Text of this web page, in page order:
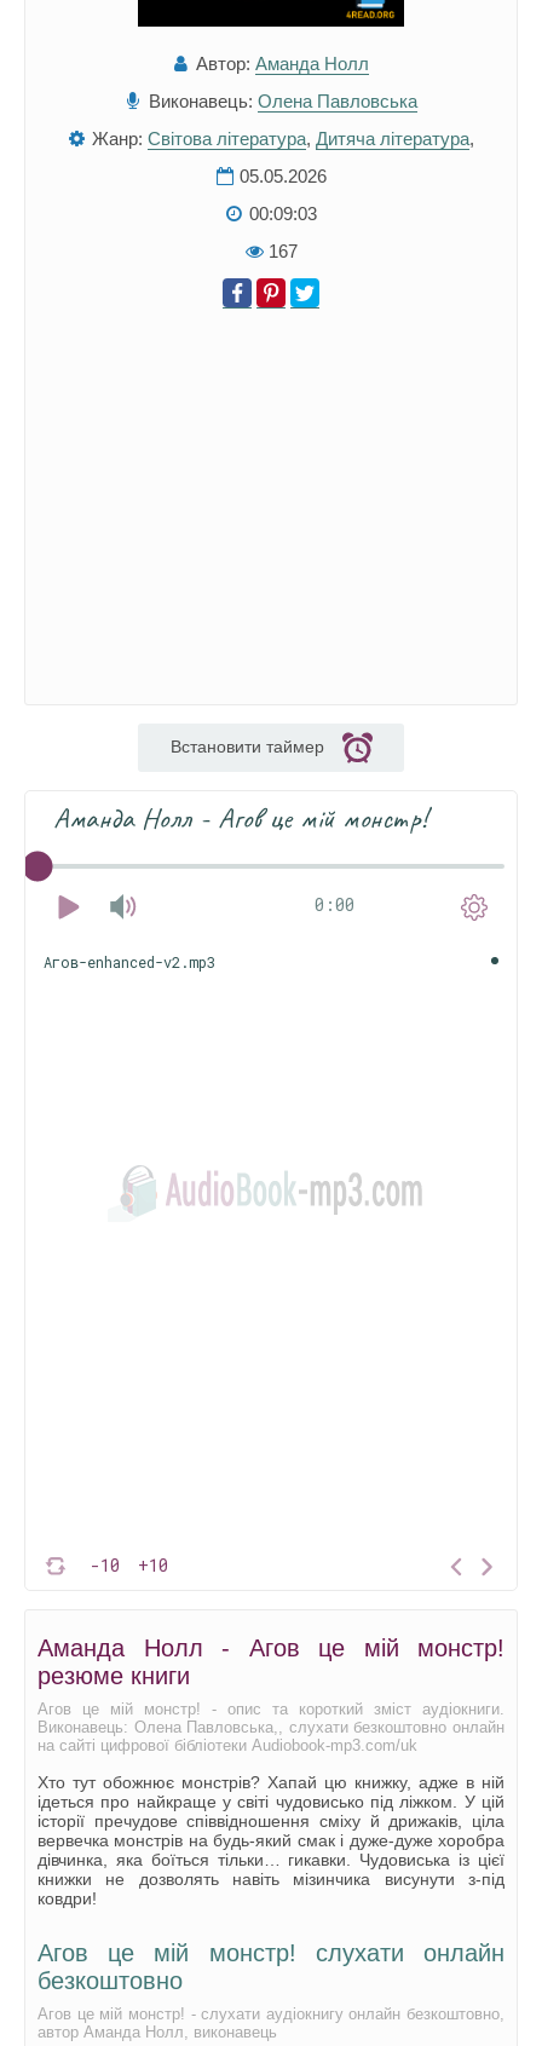
Автор: Аманда Нолл
Виконавець: Олена Павловська
Жанр: Світова література, Дитяча література,
05.05.2026
00:09:03
167
Встановити таймер
Аманда Нолл - Агов це мій монстр!
0:00
-10 +10
Агов-enhanced-v2.mp3
Аманда Нолл - Агов це мій монстр!
резюме книги
Агов це мій монстр! - опис та короткий зміст аудіокниги.
Виконавець: Олена Павловська,, слухати безкоштовно онлайн
на сайті цифрової бібліотеки Audiobook-mp3.com/uk
Хто тут обожнює монстрів? Хапай цю книжку, адже в ній
ідеться про найкраще у світі чудовисько під ліжком. У цій
історії пречудове співвідношення сміху й дрижаків, ціла
вервечка монстрів на будь-який смак і дуже-дуже хоробра
дівчинка, яка боїться тільки… гикавки. Чудовиська із цієї
книжки не дозволять навіть мізинчика висунути з-під
ковдри!
Агов це мій монстр! слухати онлайн
безкоштовно
Агов це мій монстр! - слухати аудіокнигу онлайн безкоштовно,
автор Аманда Нолл, виконавець